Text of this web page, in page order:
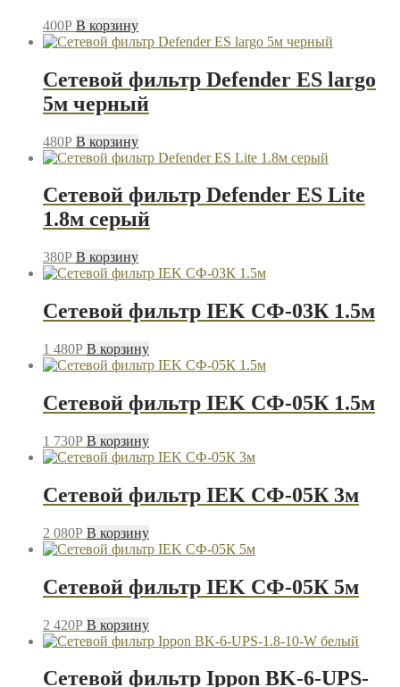
400P В корзину
Сетевой фильтр Defender ES largo
5м черный
480P В корзину
Сетевой фильтр Defender ES Lite
1.8м серый
380P В корзину
Сетевой фильтр IEK СФ-03К 1.5м
1 480P В корзину
Сетевой фильтр IEK СФ-05К 1.5м
1 730P В корзину
Сетевой фильтр IEK СФ-05К 3м
2 080P В корзину
Сетевой фильтр IEK СФ-05К 5м
2 420P В корзину
Сетевой фильтр Ippon BK-6-UPS-